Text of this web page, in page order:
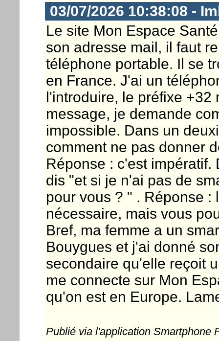
03/07/2026 10:38:08 -
Le site Mon Espace
son adresse mail, il faut
téléphone portable. Il se
en France. J'ai un
l'introduire, le préfixe +32
message, je demande
impossible. Dans un
comment ne pas donner
Réponse : c'est
dis "et si je n'ai pas de
pour vous ? " . Réponse
nécessaire, mais vous
Bref, ma femme a un
Bouygues et j'ai donné
secondaire qu'elle reçoit
me connecte sur Mon
qu'on est en Europe.
Publié via l'application Smartphone